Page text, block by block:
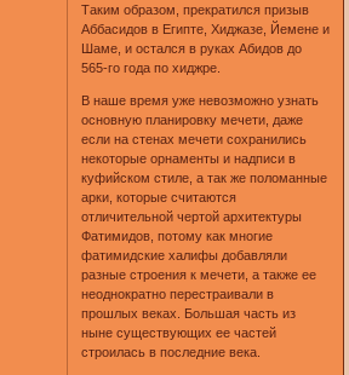
Таким образом, прекратился призыв
Аббасидов в Египте, Хиджазе, Йемене и
Шаме, и остался в руках Абидов до
565-го года по хиджре.
В наше время уже невозможно узнать
основную планировку мечети, даже
если на стенах мечети сохранились
некоторые орнаменты и надписи в
куфийском стиле, а так же поломанные
арки, которые считаются
отличительной чертой архитектуры
Фатимидов, потому как многие
фатимидские халифы добавляли
разные строения к мечети, а также ее
неоднократно перестраивали в
прошлых веках. Большая часть из
ныне существующих ее частей
строилась в последние века.